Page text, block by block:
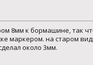
8мм к бормашине, так
маркером. на старом
около 3мм.